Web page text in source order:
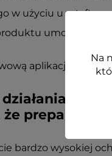
w użyciu u sztyftu,
umożliwia
aplikację, bez
preparat:
bardzo wysokiej
Na